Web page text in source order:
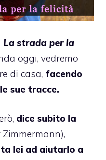
La strada per la
oggi, vedremo
di casa, facendo
sue tracce.
dice subito la
Zimmermann),
lei ad aiutarlo a